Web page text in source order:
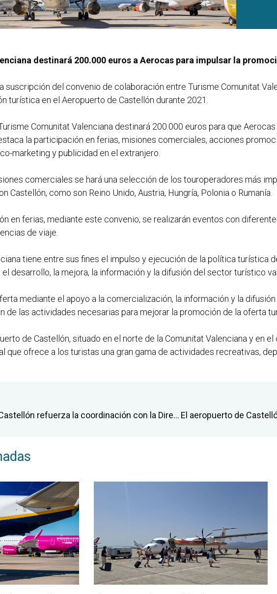
destinará 200.000 euros a Aerocas para impulsar la
suscripción del convenio de colaboración entre Turisme Comunitat
turística en el Aeropuerto de Castellón durante 2021.
Comunitat Valenciana destinará 200.000 euros para que
la participación en ferias, misiones comerciales, acciones
marketing y publicidad en el extranjero.
comerciales se hará una selección de los touroperadores más
Castellón, como son Reino Unido, Austria, Hungría, Polonia o Rumanía.
en ferias, mediante este convenio, se realizarán eventos con
de viaje.
tiene entre sus fines el impulso y ejecución de la política turística
el desarrollo, la mejora, la información y la difusión del sector turístico
mediante el apoyo a la comercialización, la información y la
de las actividades necesarias para mejorar la promoción de la oferta
de Castellón, situado en el norte de la Comunitat Valenciana y en
que ofrece a los turistas una gran gama de actividades recreativas,
El aeropuerto de Castellón refuerza la coordinación con la Dirección Territorial de Presidència de la Generalitat